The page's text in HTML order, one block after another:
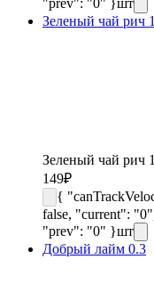
Зеленый чай рич
Зеленый чай рич
149₽
{
false, "current":
"prev": "0" }шт
Добрый лайм 0.3